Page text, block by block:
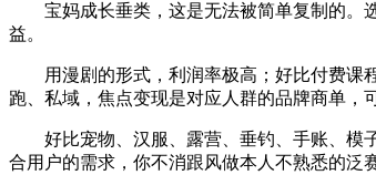
宝妈成长垂类，这是无法被简单复制的。选
益。
用漫剧的形式，利润率极高；好比付费课程
跑、私域，焦点变现是对应人群的品牌商单，
好比宠物、汉服、露营、垂钓、手账、模子
合用户的需求，你不消跟风做本人不熟悉的泛